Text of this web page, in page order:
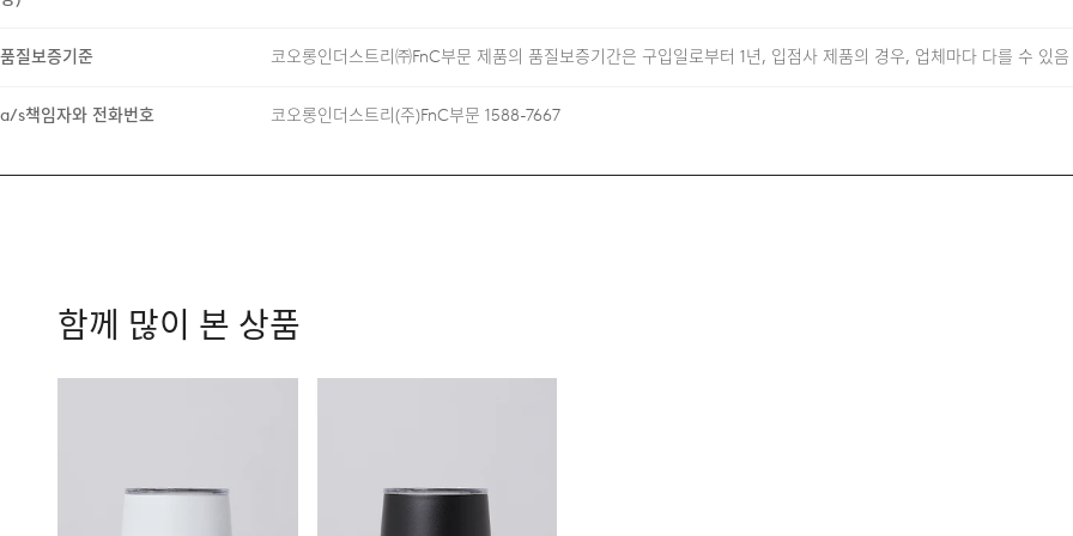
품질보증기준 코오롱인더스트리㈜FnC부문 제품의 품질보증기간은 구입일로부터 1년, 입점사 제품의 경우, 업체마다 다를 수 있
a/s책임자와 전화번호 코오롱인더스트리(주)FnC부문 1588-7667
함께 많이 본 상품